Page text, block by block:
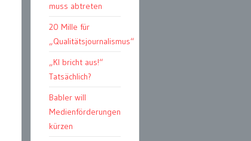
muss abtreten
20 Mille für
„Qualitätsjournalismus“
„KI bricht aus!“
Tatsächlich?
Babler will
Medienförderungen
kürzen